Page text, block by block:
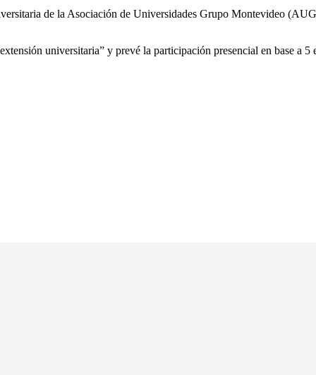
de la Asociación de Universidades Grupo Montevideo
universitaria” y prevé la participación presencial en base a 5